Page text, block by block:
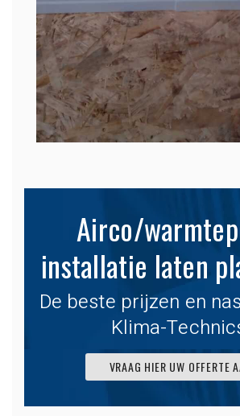
Airco/
installatie laten
De beste prijzen en
Klima-
VRAAG HIER UW OFFERTE